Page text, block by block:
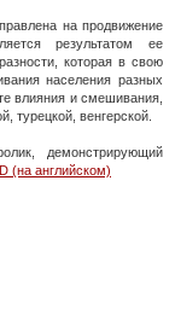
на продвижение
результатом ее
которая в свою
населения разных
влияния и смешивания,
турецкой, венгерской.
демонстрирующий
(на английском)